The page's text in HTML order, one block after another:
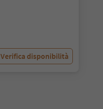
Verifica disponibilità